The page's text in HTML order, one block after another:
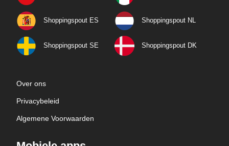
Shoppingspout ES Shoppingspout NL
Shoppingspout SE Shoppingspout DK
Over ons
Privacybeleid
Algemene Voorwaarden